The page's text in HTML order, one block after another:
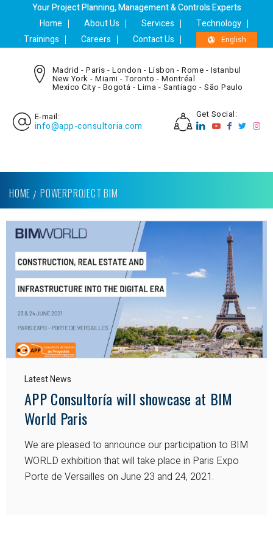
Your Project Planning, Management & Controls Experts
Home
About Us Services
Technology
Trainings
Careers Contact Us English
Madrid - Paris - London - Lisbon - Rome - Istanbul
New York - Miami - Toronto - Montréal
Mexico City - Bogotá - Lima - Santiago - São Paulo
E-mail:
info@app-consultoria.com
Get Social:
HOME POWERPROJECT BIM
Latest News
APP Consultoría will showcase at BIM
World Paris
We are pleased to announce our participation to BIM
WORLD exhibition that will take place in Paris Expo
Porte de Versailles on June 23 and 24, 2021.